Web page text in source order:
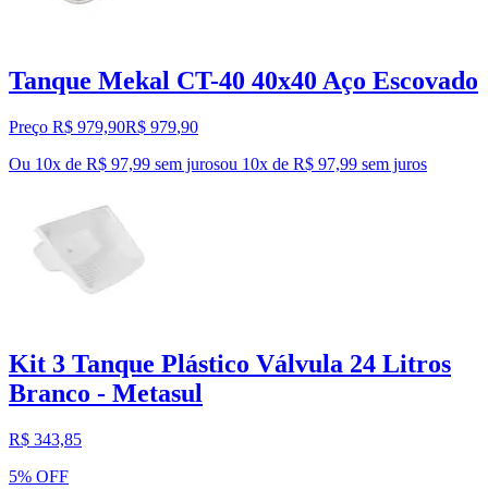
Tanque Mekal CT-40 40x40 Aço Escovado
Preço R$ 979,90R$ 979,90
Ou 10x de R$ 97,99 sem jurosou 10x de R$ 97,99 sem juros
Kit 3 Tanque Plástico Válvula 24 Litros
Branco - Metasul
R$ 343,85
5% OFF